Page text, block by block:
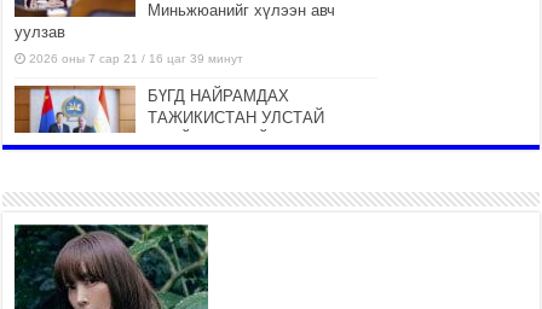
Миньжюанийг хүлээн авч
уулзав
2026 оны 7 сар 21 / 16 цаг 39 минут
БҮГД НАЙРАМДАХ
ТАЖИКИСТАН УЛСТАЙ
26,992 суралцагч хотхоны бага
сургуульд, 8100 суралцагч
төрөлжсөн ахлах сургуульд
суралцана